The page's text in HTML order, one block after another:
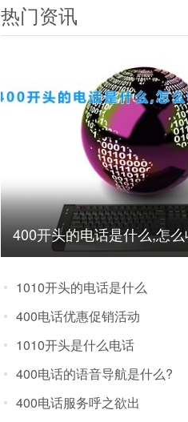
热门资讯
400开头的电话是什么,怎
请?
1010开头的电话是什么
400电话优惠促销活动
1010开头是什么电话
400电话的语音导航是什么?
400电话服务呼之欲出